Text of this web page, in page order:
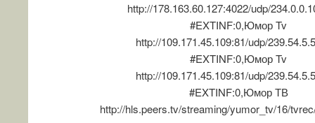
http://178.163.60.127:4022/udp/
#EXTINF:0,Юмор Tv
http://109.171.45.109:81/udp/
#EXTINF:0,Юмор Tv
http://109.171.45.109:81/udp/
#EXTINF:0,Юмор ТВ
http://hls.peers.tv/streaming/yumor_tv/16/